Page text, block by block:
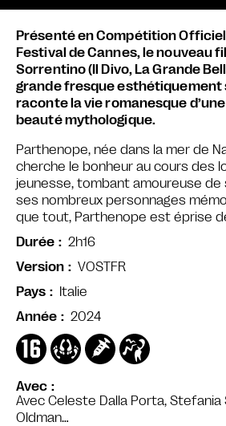
Avec
Avec Celeste Dalla Porta, Stefania
Oldman…
Présenté en Compétition
Festival de Cannes, le nouveau
Sorrentino (Il Divo, La Grande
grande fresque esthétiquement
raconte la vie romanesque
beauté mythologique.
Parthenope, née dans la mer de
cherche le bonheur au cours des
jeunesse, tombant amoureuse de
ses nombreux personnages
que tout, Parthenope est éprise
Durée
2h16
Version
VOSTFR
Pays
Italie
Année
2024